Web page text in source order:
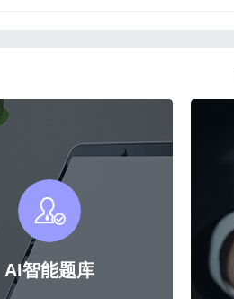
AI智能题库